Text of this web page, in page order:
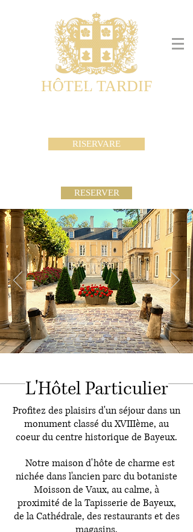
HÔTEL TARDIF
Noble Guesthouse
RISERVARE
RESERVER
L'Hôtel Particulier
Profitez des plaisirs d'un séjour dans un
monument classé du XVIIIème, au
coeur du centre historique de Bayeux.
Notre maison d'hôte de charme est
nichée dans l'ancien parc du botaniste
Moisson de Vaux, au calme, à
proximité de la Tapisserie de Bayeux,
de la Cathédrale, des restaurants et des